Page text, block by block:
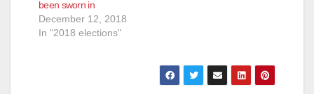
been sworn in
December 12, 2018
In "2018 elections"